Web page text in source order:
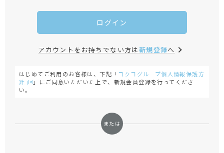
ログイン
アカウントをお持ちでない方は新規登録へ
はじめてご利用のお客様は、下記「コクヨグループ個人情報保護方
針
」にご同意いただいた上で、新規会員登録を行ってくださ
い。